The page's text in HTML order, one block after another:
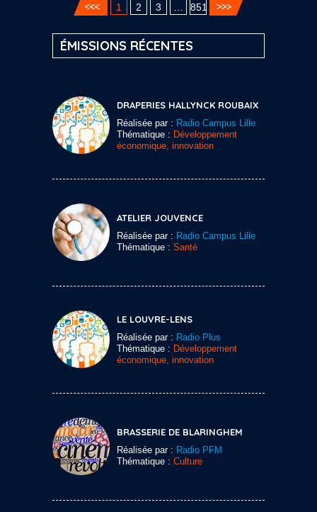
1 2 3 851
ÉMISSIONS RÉCENTES
DRAPERIES HALLYNCK ROUBAIX
Réalisée par : Radio Campus Lille
Thématique : Développement
économique, innovation
ATELIER JOUVENCE
Réalisée par : Radio Campus Lille
Thématique : Santé
LE LOUVRE-LENS
Réalisée par : Radio Plus
Thématique : Développement
économique, innovation
BRASSERIE DE BLARINGHEM
Réalisée par : Radio PFM
Thématique : Culture